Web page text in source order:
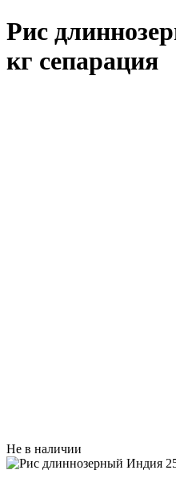
Рис
кг сепарация
Не в наличии